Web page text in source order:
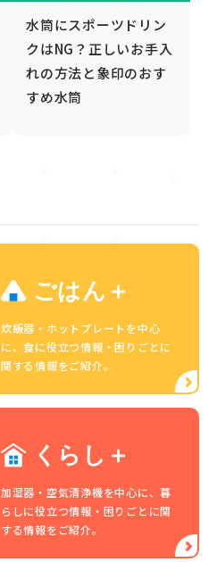
水筒にスポーツドリン
クはNG？正しいお手入
れの方法と象印のおす
すめ水筒
ごはん＋
炊飯器・ホットプレートを中心
に、食に役立つ情報・困りごとに
関する情報をご紹介。
くらし＋
加湿器・空気清浄機を中心に、暮
らしに役立つ情報・困りごとに関
する情報をご紹介。